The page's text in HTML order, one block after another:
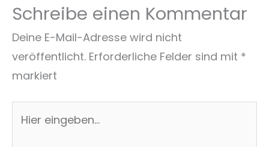
Schreibe einen Kommentar
Deine E-Mail-Adresse wird nicht
veröffentlicht. Erforderliche Felder sind mit *
markiert
eingeben…